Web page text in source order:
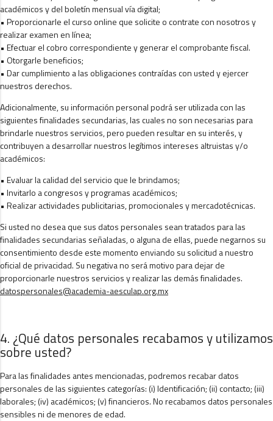
académicos y del boletín mensual vía digital;
• Proporcionarle el curso online que solicite o contrate con nosotros y
realizar examen en línea;
• Efectuar el cobro correspondiente y generar el comprobante fiscal.
• Otorgarle beneficios;
• Dar cumplimiento a las obligaciones contraídas con usted y ejercer
nuestros derechos.
Adicionalmente, su información personal podrá ser utilizada con las
siguientes finalidades secundarias, las cuales no son necesarias para
brindarle nuestros servicios, pero pueden resultar en su interés, y
contribuyen a desarrollar nuestros legítimos intereses altruistas y/o
académicos:
• Evaluar la calidad del servicio que le brindamos;
• Invitarlo a congresos y programas académicos;
• Realizar actividades publicitarias, promocionales y mercadotécnicas.
Si usted no desea que sus datos personales sean tratados para las
finalidades secundarias señaladas, o alguna de ellas, puede negarnos su
consentimiento desde este momento enviando su solicitud a nuestro
oficial de privacidad. Su negativa no será motivo para dejar de
proporcionarle nuestros servicios y realizar las demás finalidades.
datospersonales@academia-aesculap.org.mx
4. ¿Qué datos personales recabamos y utilizamos
sobre usted?
Para las finalidades antes mencionadas, podremos recabar datos
personales de las siguientes categorías: (i) Identificación; (ii) contacto; (iii)
laborales; (iv) académicos; (v) financieros. No recabamos datos personales
sensibles ni de menores de edad.